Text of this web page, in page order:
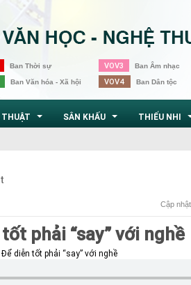
Ban Thời sự
Ban Văn hóa - Xã hội
VOV3 Ban Âm nhạc
VOV4 Ban Dân tộc
THUẬT SÂN KHẤU THIẾU NHI
Cập
phải “say” với nghề